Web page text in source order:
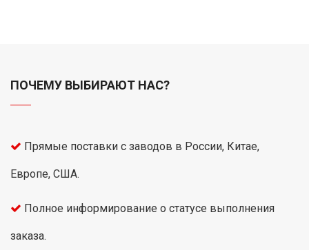
ПОЧЕМУ ВЫБИРАЮТ НАС?
Прямые поставки с заводов в России, Китае,
Европе, США.
Полное информирование о статусе выполнения
заказа.